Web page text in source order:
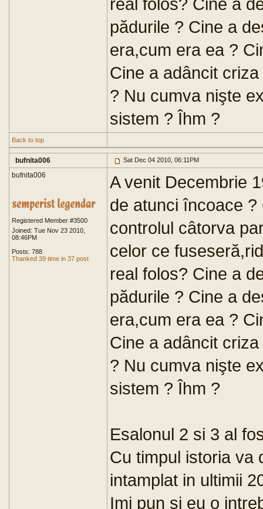
pădurile ? Cine a
era,cum era ea ?
Cine a adâncit
? Nu cumva nişte
sistem ? Îhm ?
Back to top
bufnita006 Sat Dec 04 2010, 06:11PM
bufnita006
Registered Member #3500
Joined: Tue Nov 23 2010,
08:46PM
Posts: 788
Thanked 39 time in 37 post
A venit Decembrie
de atunci încoace
controlul câtorva
celor ce
real folos? Cine a
pădurile ? Cine a
era,cum era ea ?
Cine a adâncit
? Nu cumva nişte
sistem ? Îhm ?
Esalonul 2 si 3 al
Cu timpul istoria va
intamplat in ultimii
Imi pun si eu o